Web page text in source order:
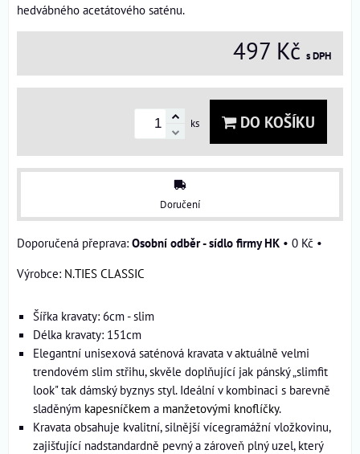
hedvábného acetátového saténu.
497 Kč s DPH
ks DO KOŠÍKU
Doručení
Osobní odběr - sídlo firmy HK • 0 Kč •
Výrobce: N.TIES CLASSIC
Šířka kravaty: 6cm - slim
Délka kravaty: 151cm
Elegantní unisexová saténová kravata v aktuálně velmi
trendovém slim střihu, skvěle doplňující jak pánský „slimfit
look" tak dámský byznys styl. Ideální v kombinaci s barevně
sladěným kapesníčkem a manžetovými knoflíčky.
Kravata obsahuje kvalitní, silnější vícegramážní vložkovinu,
zajišťující nadstandardně pevný a zároveň plný uzel, který